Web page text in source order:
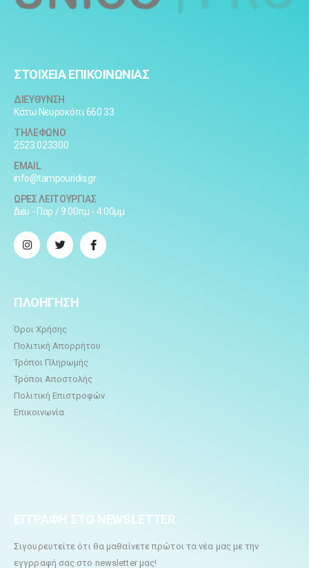
ΣΤΟΙΧΕΙΑ ΕΠΙΚΟΙΝΩΝΙΑΣ
ΔΙΕΥΘΥΝΣΗ
Κάτω Νευροκόπι 660 33
ΤΗΛΕΦΩΝΟ
2523 023300
EMAIL
info@tampouridis.gr
ΩΡΕΣ ΛΕΙΤΟΥΡΓΙΑΣ
Δευ - Παρ / 9:00πμ - 4:00μμ
ΠΛΟΗΓΗΣΗ
Όροι Χρήσης
Πολιτική Απορρήτου
Τρόποι Πληρωμής
Τρόποι Αποστολής
Πολιτική Επιστροφών
Επικοινωνία
ΕΓΓΡΑΦΗ ΣΤΟ NEWSLETTER
Σιγουρευτείτε ότι θα μαθαίνετε πρώτοι τα νέα μας με την
εγγρραφή σας στο newsletter μας!